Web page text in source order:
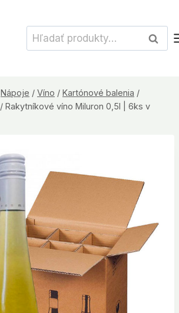
Hľadať:
Nápoje / Víno / Kartónové balenia /
/ Rakytníkové víno Miluron 0,5l | 6ks v